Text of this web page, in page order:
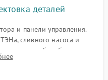
деталей
и панели управления.
сливного насоса и
барабана и
люка на разрывы.